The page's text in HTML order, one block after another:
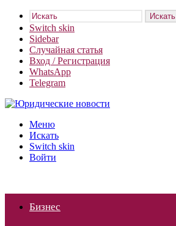
Искать
Switch skin
Sidebar
Случайная статья
Вход / Регистрация
WhatsApp
Telegram
Меню
Искать
Switch skin
Войти
Бизнес